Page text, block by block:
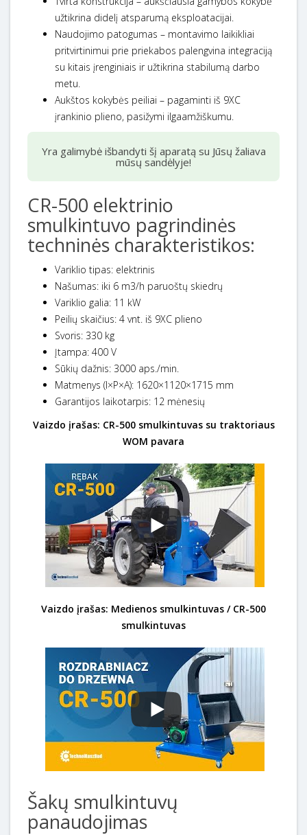
užtikrina didelį atsparumą eksploatacijai.
Naudojimo patogumas – montavimo laikikliai
pritvirtinimui prie priekabos palengvina integraciją
su kitais įrenginiais ir užtikrina stabilumą darbo
metu.
Aukštos kokybės peiliai – pagaminti iš 9ХС
įrankinio plieno, pasižymi ilgaamžiškumu.
Yra galimybė išbandyti šį aparatą su Jūsų žaliava
mūsų sandėlyje!
CR-500 elektrinio
smulkintuvo pagrindinės
techninės charakteristikos:
Variklio tipas: elektrinis
Našumas: iki 6 m3/h paruoštų skiedrų
Variklio galia: 11 kW
Peilių skaičius: 4 vnt. iš 9ХС plieno
Svoris: 330 kg
Įtampa: 400 V
Sūkių dažnis: 3000 aps./min.
Matmenys (I×P×A): 1620×1120×1715 mm
Garantijos laikotarpis: 12 mėnesių
Vaizdo įrašas: CR-500 smulkintuvas su traktoriaus
WOM pavara
Vaizdo įrašas: Medienos smulkintuvas / CR-500
smulkintuvas
Šakų smulkintuvų
panaudojimas